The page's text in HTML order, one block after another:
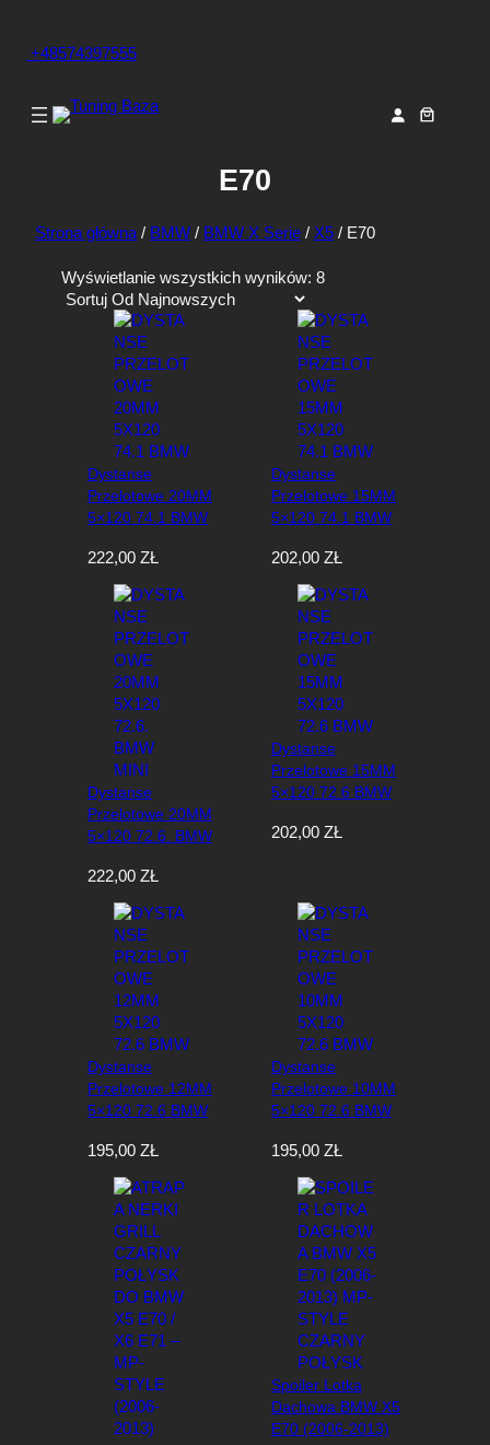
+48574397555
E70
Strona główna / BMW / BMW X Serie / X5 / E70
Wyświetlanie wszystkich wyników: 8P
s
o
r
t
o
w
a
n
e
w
d
u
g
n
a
j
n
o
w
s
z
y
Dystanse
Przelotowe 20MM
5×120 74.1 BMW
222,00 ZŁ
Dystanse
Przelotowe 15MM
5×120 74.1 BMW
202,00 ZŁ
Dystanse
Przelotowe 20MM
5×120 72.6. BMW
222,00 ZŁ
Dystanse
Przelotowe 15MM
5×120 72.6 BMW
202,00 ZŁ
Dystanse
Przelotowe 12MM
5×120 72.6 BMW
195,00 ZŁ
Dystanse
Przelotowe 10MM
5×120 72.6 BMW
195,00 ZŁ
Spoiler Lotka
Dachowa BMW X5
E70 (2006-2013)